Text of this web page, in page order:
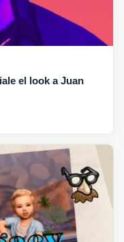
el look a Juan